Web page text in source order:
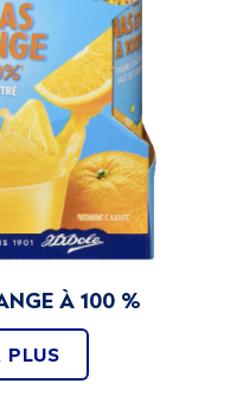
À 100 %
PLUS